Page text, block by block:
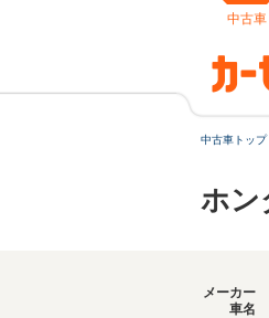
中古車
中古車トップ
ホン
メーカー
車名